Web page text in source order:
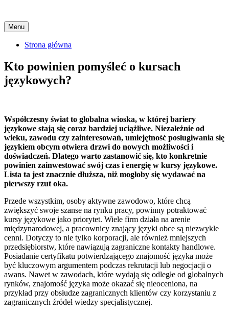
Menu Skip
to
content
Strona główna
Kto powinien pomyśleć o kursach
językowych?
Współczesny świat to globalna wioska, w której bariery
językowe stają się coraz bardziej uciążliwe. Niezależnie od
wieku, zawodu czy zainteresowań, umiejętność posługiwania się
językiem obcym otwiera drzwi do nowych możliwości i
doświadczeń. Dlatego warto zastanowić się, kto konkretnie
powinien zainwestować swój czas i energię w kursy językowe.
Lista ta jest znacznie dłuższa, niż mogłoby się wydawać na
pierwszy rzut oka.
Przede wszystkim, osoby aktywne zawodowo, które chcą
zwiększyć swoje szanse na rynku pracy, powinny potraktować
kursy językowe jako priorytet. Wiele firm działa na arenie
międzynarodowej, a pracownicy znający języki obce są niezwykle
cenni. Dotyczy to nie tylko korporacji, ale również mniejszych
przedsiębiorstw, które nawiązują zagraniczne kontakty handlowe.
Posiadanie certyfikatu potwierdzającego znajomość języka może
być kluczowym argumentem podczas rekrutacji lub negocjacji o
awans. Nawet w zawodach, które wydają się odległe od globalnych
rynków, znajomość języka może okazać się nieoceniona, na
przykład przy obsłudze zagranicznych klientów czy korzystaniu z
zagranicznych źródeł wiedzy specjalistycznej.